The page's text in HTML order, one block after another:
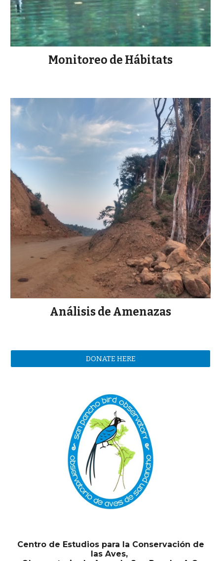
Monitoreo de Hábitats
Análisis de Amenazas
DONATE HERE
Centro de Estudios para la Conservación de
las Aves,